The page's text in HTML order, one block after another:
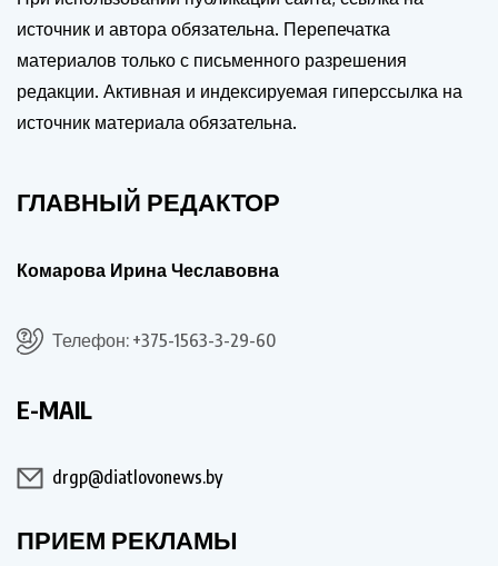
источник и автора обязательна. Перепечатка
материалов только с письменного разрешения
редакции. Активная и индексируемая гиперссылка на
источник материала обязательна.
ГЛАВНЫЙ РЕДАКТОР
Комарова Ирина Чеславовна
Телефон: +375-1563-3-29-60
E-MAIL
drgp@diatlovonews.by
ПРИЕМ РЕКЛАМЫ